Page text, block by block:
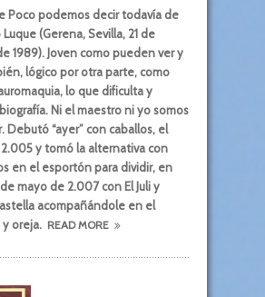
Poco podemos decir todavía de
(Gerena, Sevilla, 21 de
1989). Joven como pueden ver y
lógico por otra parte, como
lo que dificulta y
Ni el maestro ni yo somos
Debutó “ayer” con caballos, el
2.005 y tomó la alternativa con
en el esportón para dividir, en
mayo de 2.007 con El Juli y
acompañándole en el
y oreja. READ MORE